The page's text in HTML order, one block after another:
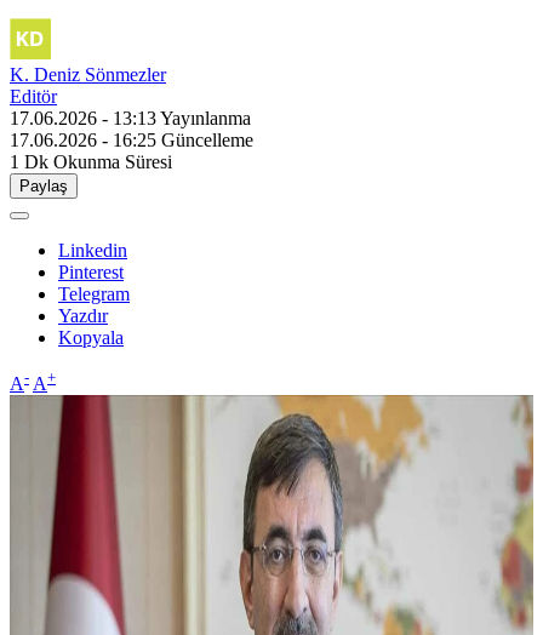
K. Deniz Sönmezler
Editör
17.06.2026 - 13:13Yayınlanma
17.06.2026 - 16:25 Güncelleme
1 Dk Okunma Süresi
Paylaş
Linkedin
Pinterest
Telegram
Yazdır
Kopyala
A- A+